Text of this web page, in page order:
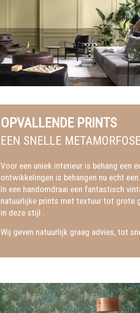
OPVALLENDE PRINTS
EEN SNELLE
Voor een uniek interieur is behang een
ontwikkelingen is behangen nu echt
In een handomdraai een fantastisch
natuurlijke prints met textuur tot grote
in deze stijl .
Wij geven natuurlijk graag advies, tot